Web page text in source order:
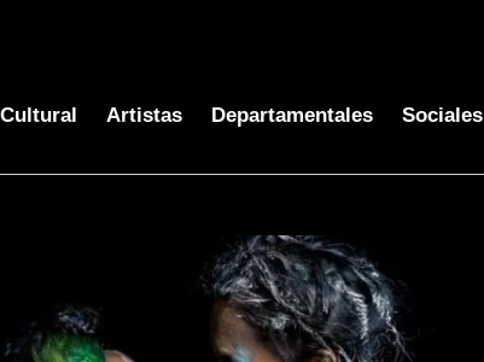
Artistas Departamentales Sociales